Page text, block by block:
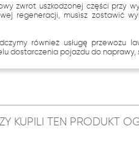
zwrot uszkodzonej części przy
regeneracji, musisz zostawić
również usługę przewozu
dostarczenia pojazdu do naprawy,
KUPILI TEN PRODUKT